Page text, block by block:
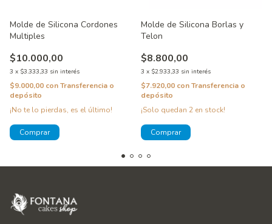
Molde de Silicona Cordones
Multiples
$10.000,00
3 x $3.333,33 sin interés
$9.000,00 conTransferencia o
depósito
¡No te lo pierdas, es el último!
Molde de Silicona Borlas y
Telon
$8.800,00
3 x $2.933,33 sin interés
$7.920,00 conTransferencia o
depósito
¡Solo quedan 2 en stock!